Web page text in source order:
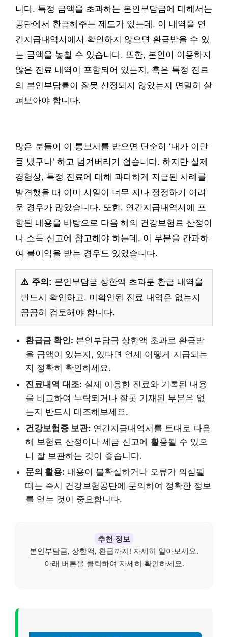
니다. 특정 금액을 초과하는 본인부담금에 대해서는
공단에서 환급해주는 제도가 있는데, 이 내역을 연
간지급내역서에서 확인하지 않으면 환급받을 수 있
는 금액을 놓칠 수 있습니다. 또한, 본인이 이용하지
않은 진료 내역이 포함되어 있는지, 혹은 특정 진료
의 본인부담률이 잘못 산정되지 않았는지 면밀히 살
펴보아야 합니다.
많은 분들이 이 통보서를 받으면 단순히 ‘내가 이만
큼 냈구나’ 하고 넘겨버리기 쉽습니다. 하지만 실제
경험상, 특정 진료에 대해 과다하게 지급된 사례를
발견했을 때 이미 시일이 너무 지나 정정하기 어려
운 경우가 많았습니다. 또한, 연간지급내역서에 포
함된 내용을 바탕으로 다음 해의 건강보험료 산정이
나 소득 신고에 참고해야 하는데, 이 부분을 간과하
여 불이익을 받는 경우도 있었습니다.
⚠️ 주의: 본인부담금 상한액 초과분 환급 내역을
반드시 확인하고, 미확인된 진료 내역은 없는지
꼼꼼히 검토해야 합니다.
환급금 확인: 본인부담금 상한액 초과로 환급받
을 금액이 있는지, 있다면 언제 어떻게 지급되는
지 정확히 확인하세요.
진료내역 대조: 실제 이용한 진료와 기록된 내용
을 비교하여 누락되거나 잘못 기재된 부분은 없
는지 반드시 대조해보세요.
건강보험증 보관: 연간지급내역서를 토대로 다음
해 보험료 산정이나 세금 신고에 활용될 수 있으
니 잘 보관하는 것이 좋습니다.
문의 활용: 내용이 불확실하거나 오류가 의심될
때는 즉시 건강보험공단에 문의하여 정확한 정보
를 얻는 것이 중요합니다.
추천 정보
본인부담금, 상한액, 환급까지! 자세히 알아보세요.
아래 버튼을 클릭하여 자세히 확인하세요.